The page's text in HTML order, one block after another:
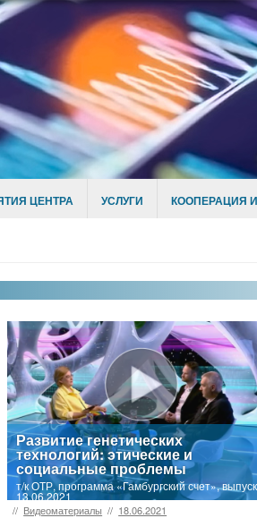
ЦЕНТРА УСЛУГИ КООПЕРАЦИЯ
Развитие генетических
технологий: этические и
социальные проблемы
т/к ОТР, программа «Гамбургский счет», выпуск
13.06.2021
// Видеоматериалы // 18.06.2021